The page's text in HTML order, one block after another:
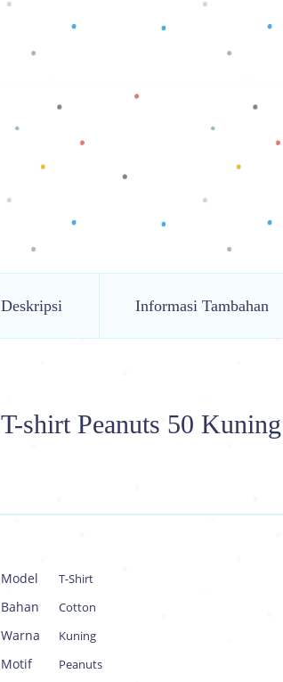
Deskripsi Informasi Tambahan
T-shirt Peanuts 50
Model T-Shirt
Bahan Cotton
Warna Kuning
Motif Peanuts